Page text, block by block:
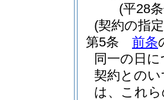
(平28
(契約の指
第5条
前条
同一の日
契約との
は、これ